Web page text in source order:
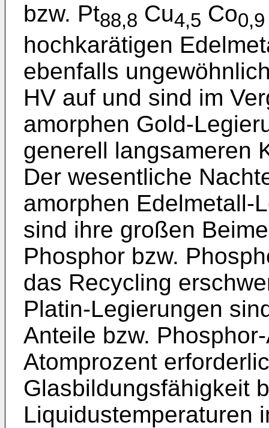
bzw. Pt88,8 Cu4,5 Co0,9
hochkarätigen
ebenfalls
HV auf und sind im
amorphen Gold-
generell langsameren
Der wesentliche
amorphen Edelmetall-
sind ihre großen
Phosphor bzw.
das Recycling
Platin-Legierungen
Anteile bzw.
Atomprozent
Glasbildungsfähigkeit
Liquidustemperaturen